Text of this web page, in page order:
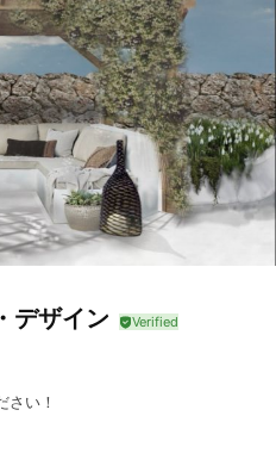
デザイン
さい！